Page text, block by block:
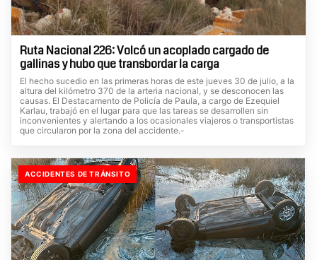
Ruta Nacional 226: Volcó un acoplado cargado de
gallinas y hubo que transbordar la carga
El hecho sucedio en las primeras horas de este jueves 30 de julio, a la
altura del kilómetro 370 de la arteria nacional, y se desconocen las
causas. El Destacamento de Policía de Paula, a cargo de Ezequiel
Karlau, trabajó en el lugar para que las tareas se desarrollen sin
inconvenientes y alertando a los ocasionales viajeros o transportistas
que circularon por la zona del accidente.-
ACCIDENTES DE TRÁNSITO